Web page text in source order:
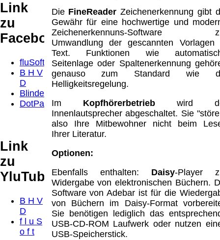
Link
zu
Facebook
fluSoft
B H V
D
Blindenbrief
DotPad
Link
zu
YluTube
B H V
D
f l u S
o f t
Die FineReader Zeichenerkennung gibt
Gewähr für eine hochwertige und
Zeichenerkennuns-Software
Umwandlung der gescannten Vorlagen
Text. Funktionen wie
Seitenlage oder Spaltenerkennung
genauso zum Standard wie
Helligkeitsregelung.
Im Kopfhörerbetriebwird
Innenlautsprecher abgeschaltet. Sie
also Ihre Mitbewohner nicht beim
Ihrer Literatur.
Optionen:
Ebenfalls enthalten: Daisy-Player
Widergabe von elektronischen Büchern.
Software von Adebar ist für die
von Büchern im Daisy-Format
Sie benötigen lediglich das
USB-CD-ROM Laufwerk oder nutzen
USB-Speicherstick.